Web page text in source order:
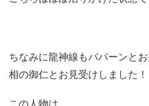
ちなみに龍神線もババーンと
相の御仁とお見受けしました！
この人物は